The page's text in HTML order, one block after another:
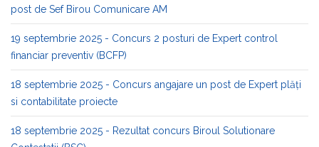
post de Sef Birou Comunicare AM
19 septembrie 2025 - Concurs 2 posturi de Expert control
financiar preventiv (BCFP)
18 septembrie 2025 - Concurs angajare un post de Expert plăți
si contabilitate proiecte
18 septembrie 2025 - Rezultat concurs Biroul Solutionare